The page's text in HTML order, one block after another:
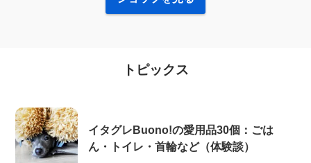
トピックス
イタグレBuono!の愛用品30個：ごは
ん・トイレ・首輪など（体験談）